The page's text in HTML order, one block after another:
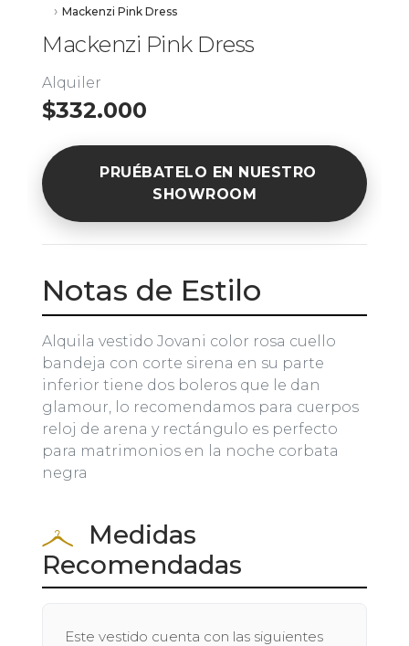
Mackenzi Pink Dress
Mackenzi Pink Dress
Alquiler
$332.000
PRUÉBATELO EN NUESTRO
SHOWROOM
Notas de Estilo
Alquila vestido Jovani color rosa cuello
bandeja con corte sirena en su parte
inferior tiene dos boleros que le dan
glamour, lo recomendamos para cuerpos
reloj de arena y rectángulo es perfecto
para matrimonios en la noche corbata
negra
Medidas
Recomendadas
Este vestido cuenta con las siguientes